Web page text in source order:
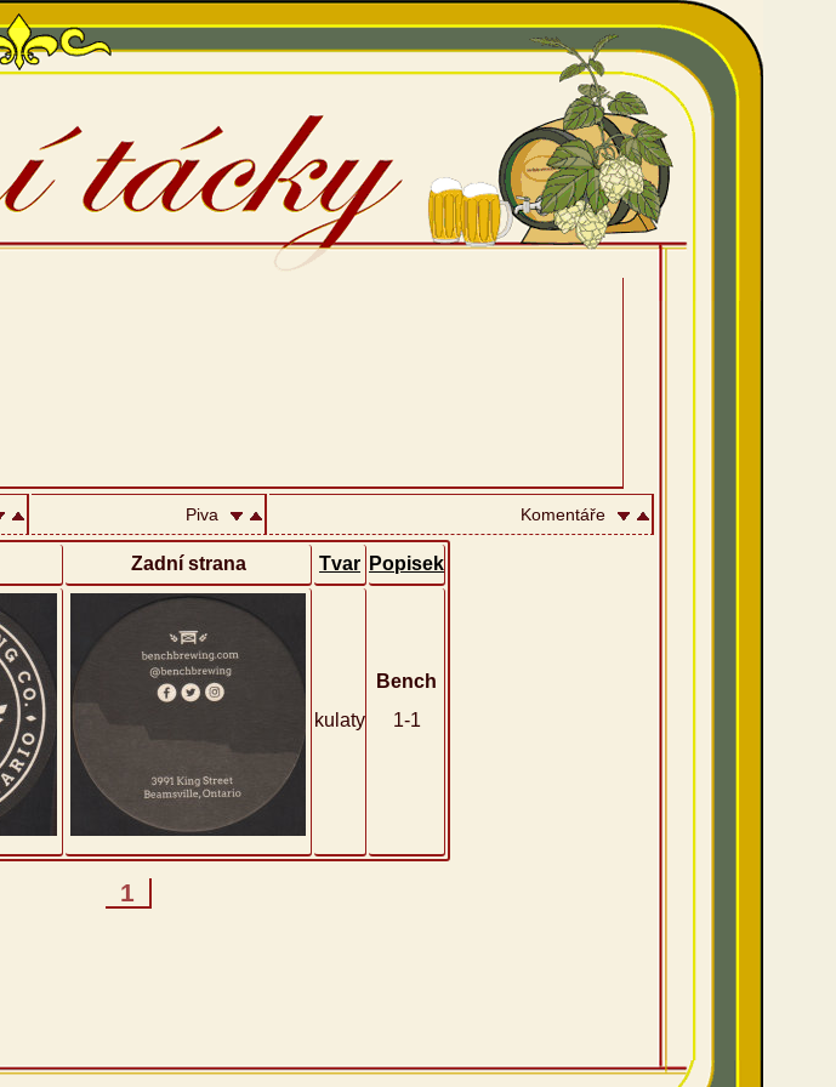
Piva Komentáře
Zadní strana Tvar Popisek
kulaty
Bench
1-1
1